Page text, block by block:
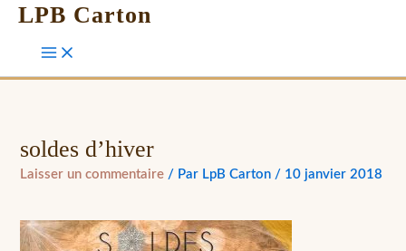
LPB Carton
soldes d’hiver
Laisser un commentaire / Par LpB Carton / 10 janvier 2018